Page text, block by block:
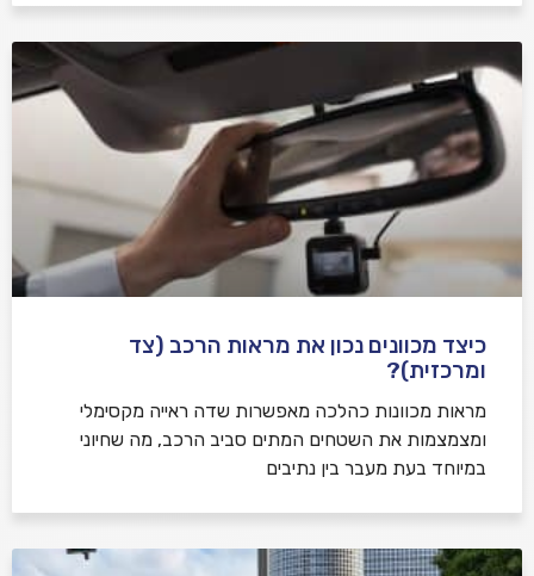
כיצד מכוונים נכון את מראות הרכב (צד
ומרכזית)?
מראות מכוונות כהלכה מאפשרות שדה ראייה מקסימלי
ומצמצמות את השטחים המתים סביב הרכב, מה שחיוני
במיוחד בעת מעבר בין נתיבים